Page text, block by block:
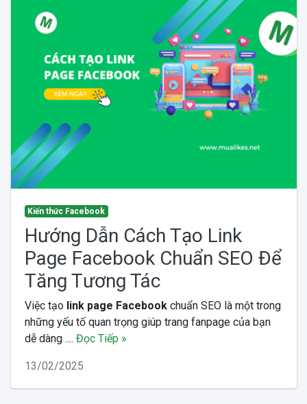
Kiến thức Facebook
Hướng Dẫn Cách Tạo Link
Page Facebook Chuẩn SEO Để
Tăng Tương Tác
Việc tạo link page Facebookchuẩn SEO là một trong
những yếu tố quan trọng giúp trang fanpage của bạn
dễ dàng .... Đọc Tiếp »
13/02/2025